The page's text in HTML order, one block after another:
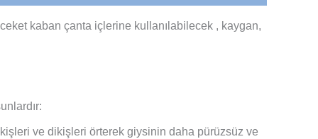
kaban çanta içlerine kullanılabilecek , kaygan,
ve dikişleri örterek giysinin daha pürüzsüz ve